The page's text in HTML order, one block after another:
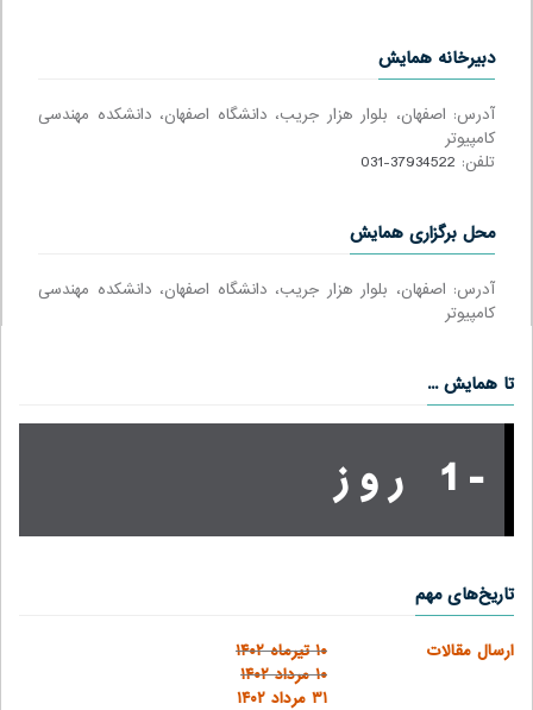
دبیرخانه همایش
آدرس: اصفهان، بلوار هزار جریب، دانشگاه اصفهان، دانشکده مهندسی
کامپیوتر
تلفن: 031-37934522
محل برگزاری همایش
آدرس: اصفهان، بلوار هزار جریب، دانشگاه اصفهان، دانشکده مهندسی
کامپیوتر
تا همایش ...
-1 روز
تاریخ‌های مهم
ارسال مقالات
۱۰ تیرماه ۱۴۰۲
۱۰ مرداد ۱۴۰۲
۳۱ مرداد ۱۴۰۲